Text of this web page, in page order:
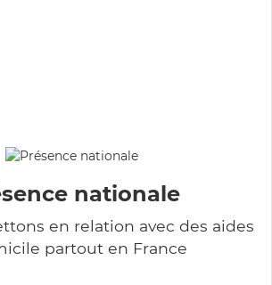
nationale
en relation avec des aides
partout en France